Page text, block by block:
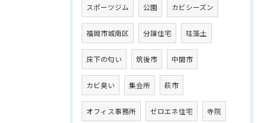
スポーツジム 公園 カビシーズン
福岡市城南区 分譲住宅 珪藻土
床下の匂い 筑後市 中間市
カビ臭い 集会所 萩市
オフィス事務所 ゼロエネ住宅 寺院